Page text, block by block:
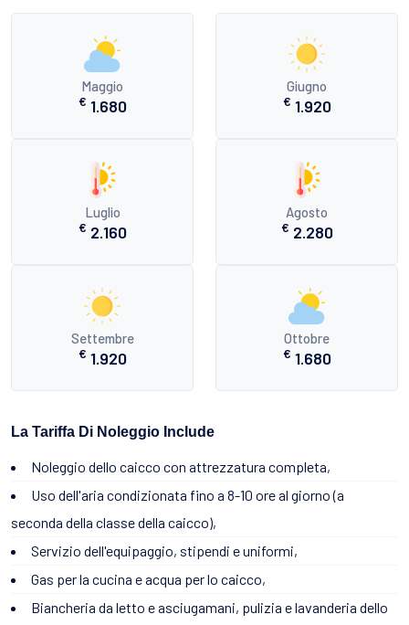
Maggio
€ 1.680
Giugno
€ 1.920
Luglio
€ 2.160
Agosto
€ 2.280
Settembre
€ 1.920
Ottobre
€ 1.680
La Tariffa Di Noleggio Include
Noleggio dello caicco con attrezzatura completa,
Uso dell'aria condizionata fino a 8-10 ore al giorno (a
seconda della classe della caicco),
Servizio dell'equipaggio, stipendi e uniformi,
Gas per la cucina e acqua per lo caicco,
Biancheria da letto e asciugamani, pulizia e lavanderia dello